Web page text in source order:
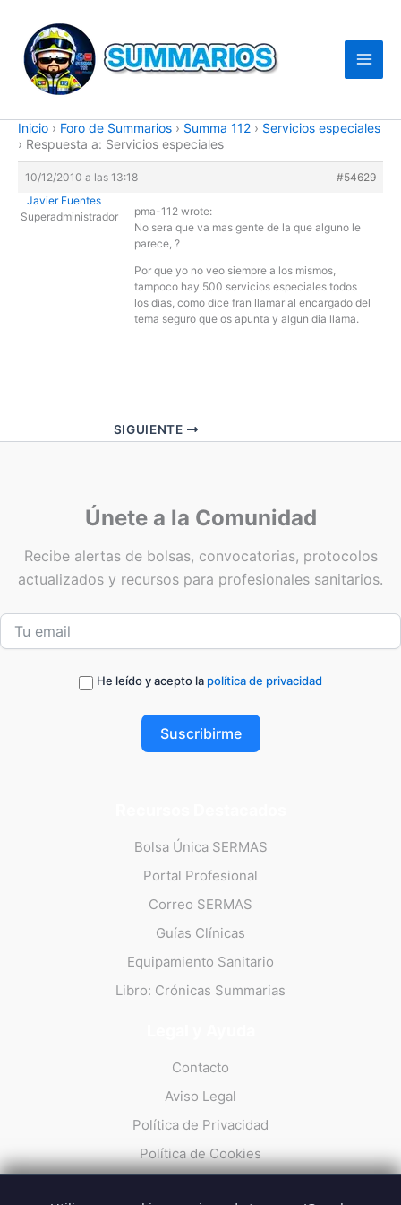
contenido
Inicio › Foro de Summarios › Summa 112 › Servicios especiales
› Respuesta a: Servicios especiales
10/12/2010 a las 13:18
#54629
Javier Fuentes
Superadministrador
pma-112 wrote:
No sera que va mas gente de la que alguno le
parece, ?
Por que yo no veo siempre a los mismos,
tampoco hay 500 servicios especiales todos
los dias, como dice fran llamar al encargado del
tema seguro que os apunta y algun dia llama.
SIGUIENTE
Únete a la Comunidad
Recibe alertas de bolsas, convocatorias, protocolos
actualizados y recursos para profesionales sanitarios.
He leído y acepto la política de privacidad
Suscribirme
Bolsa Única SERMAS
Portal Profesional
Correo SERMAS
Guías Clínicas
Equipamiento Sanitario
Libro: Crónicas Summarias
Contacto
Aviso Legal
Política de Privacidad
Política de Cookies